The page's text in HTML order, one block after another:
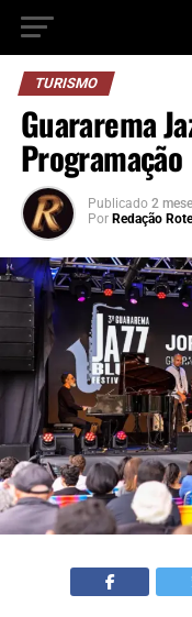
TURISMO
Guararema
Programação
Publicado 2
Por Redação